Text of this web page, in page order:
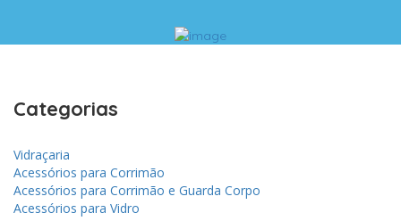
Categorias
Vidraçaria
Acessórios para Corrimão
Acessórios para Corrimão e Guarda Corpo
Acessórios para Vidro